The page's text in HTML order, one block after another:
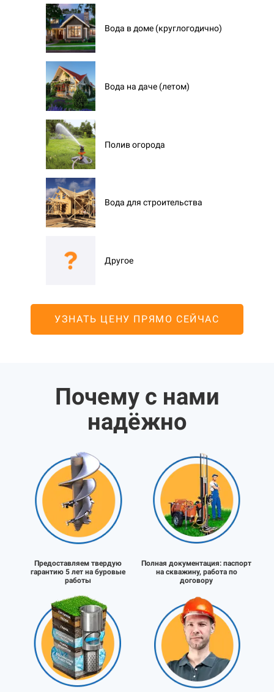
Вода в доме (круглогодично)
Вода на даче (летом)
Полив огорода
Вода для строительства
Другое
УЗНАТЬ ЦЕНУ ПРЯМО СЕЙЧАС
Почему с нами
надёжно
Предоставляем твердую
гарантию 5 лет на буровые
работы
Полная документация: паспорт
на скважину, работа по
договору